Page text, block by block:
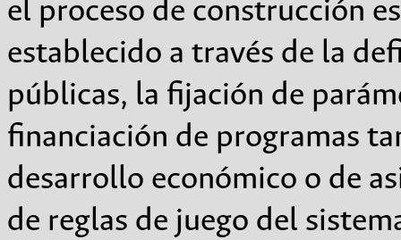
el proceso de construcción
establecido a través de la
públicas, la fijación de
financiación de programas
desarrollo económico o de
de reglas de juego del